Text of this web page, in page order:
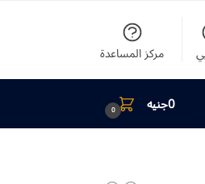
مركز المساعدة
0جنيه 0